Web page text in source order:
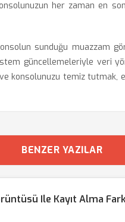
her zaman en
sunduğu muazzam
güncellemeleriyle veri
ve konsolunuzu temiz
BENZER YAZILAR
Ile Kayıt Alma